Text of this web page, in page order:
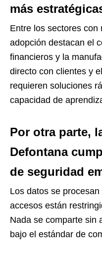
más
Entre los sectores con
adopción destacan el
financieros y la
directo con clientes y
requieren soluciones
capacidad de
Por otra parte,
Defontana
de seguridad
Los datos se
accesos están
Nada se comparte sin
bajo el estándar de